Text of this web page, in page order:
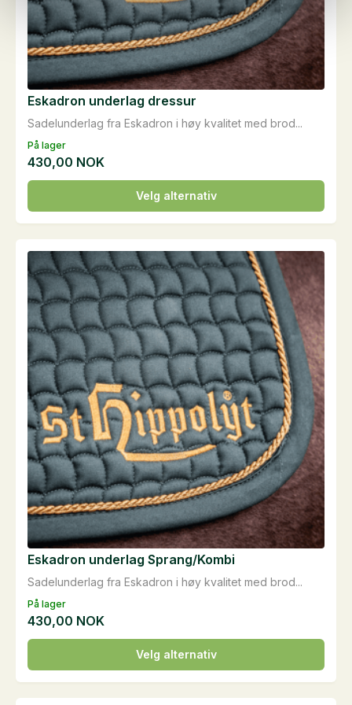
På lager
Sadelunderlag fra Eskadron i høy kvalitet med brod...
Eskadron underlag dressur
430,00 NOK
Velg alternativ
Dette
produktet
har
flere
varianter.
Alternativene
kan
velges
på
produktsiden
På lager
Sadelunderlag fra Eskadron i høy kvalitet med brod...
Eskadron underlag Sprang/Kombi
430,00 NOK
Velg alternativ
Dette
produktet
har